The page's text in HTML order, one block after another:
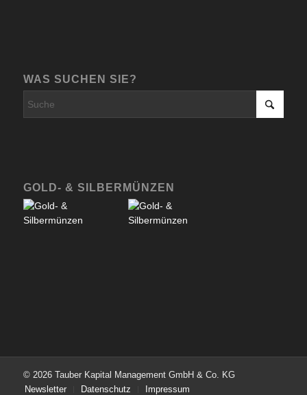
WAS SUCHEN SIE?
GOLD- & SILBERMÜNZEN
© 2026 Tauber Kapital Management GmbH & Co. KG
Newsletter
Datenschutz Impressum